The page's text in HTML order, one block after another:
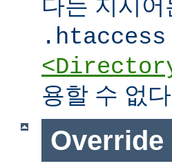
다는 지시어
.htaccess
용할 수 없
Override